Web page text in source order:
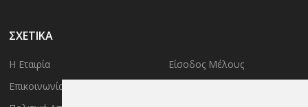
ΣΧΕΤΙΚΑ
Η Εταιρία
Επικοινωνία
Είσοδος Μέλους